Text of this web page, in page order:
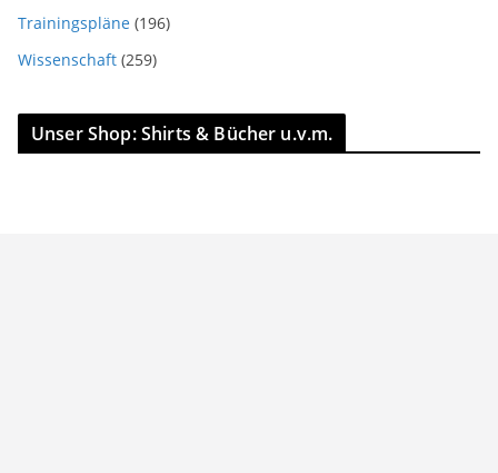
Trainingspläne (196)
Wissenschaft (259)
Unser Shop: Shirts & Bücher u.v.m.